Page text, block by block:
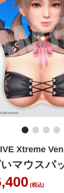
Xtreme
マウスパ